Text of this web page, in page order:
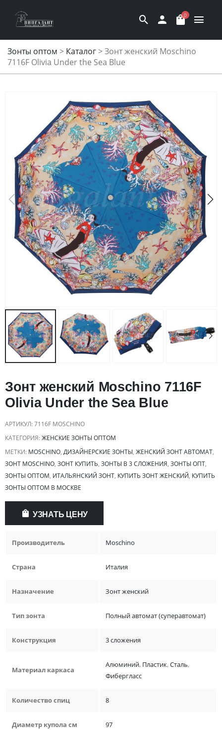
0
Зонты оптом > Каталог>Зонт женский Moschino
7116F Olivia Under the Sea Blue
Зонт женский Moschino 7116F
Olivia Under the Sea Blue
АРТИКУЛ:7116F MOSCHINO
КАТЕГОРИЯ:ЖЕНСКИЕ ЗОНТЫ ОПТОМ
МЕТКИ: MOSCHINO, ДИЗАЙНЕРСКИЕ ЗОНТЫ, ЖЕНСКИЙ ЗОНТ АВТОМАТ,
ЗОНТ MOSCHINO, ЗОНТ КУПИТЬ, ЗОНТЫ В 3 СЛОЖЕНИЯ, ЗОНТЫ ОПТ,
ЗОНТЫ ОПТОМ, ИТАЛЬЯНСКИЙ ЗОНТ, КУПИТЬ ЗОНТ ЖЕНСКИЙ, КУПИТЬ
ЗОНТЫ ОПТОМ В МОСКВЕ
УЗНАТЬ ЦЕНУ
Производитель Moschino
Страна Италия
Назначение Зонт женский
Тип зонта Полный автомат (суперавтомат)
Конструкция 3 сложения
Материал каркаса
Алюминий, Пластик,Сталь,
Фибергласс
Количество спиц 8
Диаметр купола см 97